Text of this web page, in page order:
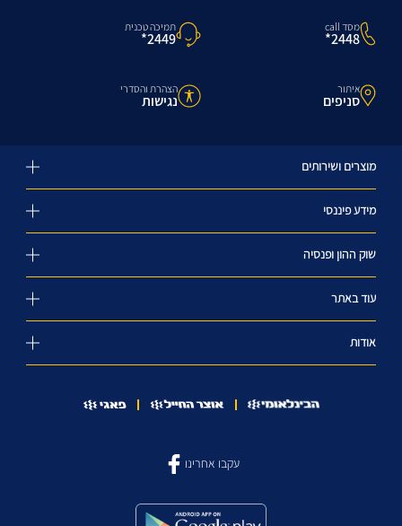
מסד call
2448*
תמיכה טכנית
2449*
איתור
סניפים
הצהרת והסדרי
נגישות
מוצרים ושירותים
מידע פיננסי
שוק ההון ופנסיה
עוד באתר
אודות
עקבו אחרינו